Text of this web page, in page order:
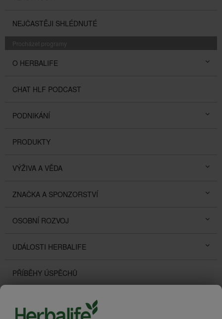
NEJČASTĚJI SHLÉDNUTÉ
Procházet programy
O HERBALIFE
CHAT HLF PODCAST
PODNIKÁNÍ
PRODUKTY
VÝŽIVA A VĚDA
ZNAČKA A SPONZORSTVÍ
OSOBNÍ ROZVOJ
UDÁLOSTI HERBALIFE
PŘÍBĚHY ÚSPĚCHŮ